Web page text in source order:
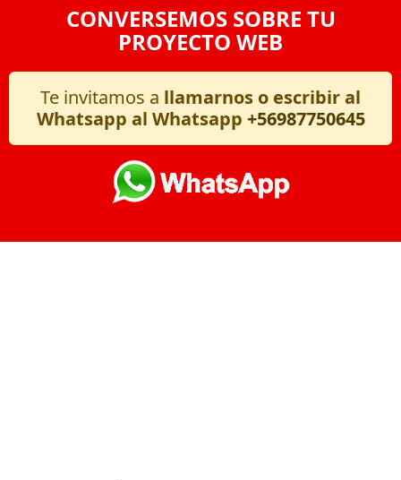
CONVERSEMOS SOBRE TU
PROYECTO WEB
Te invitamos a llamarnos o escribir al
Whatsapp al Whatsapp +56987750645